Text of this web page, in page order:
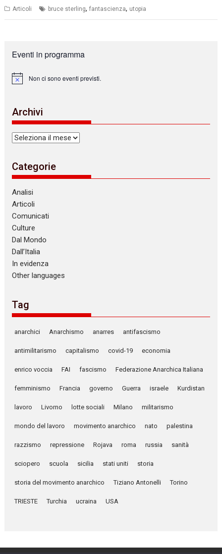
Articoli bruce sterling,fantascienza, utopia
Eventi in programma
N
c
e
Non ci sono eventi previsti.
Archivi
Archivi
Categorie
Analisi
Articoli
Comunicati
Culture
Dal Mondo
Dall’Italia
In evidenza
Other languages
Tag
anarchici Anarchismo anarres antifascismo
antimilitarismo capitalismo covid-19 economia
enrico voccia FAI fascismo Federazione Anarchica Italiana
femminismo Francia governo Guerra israele Kurdistan
lavoro Livorno lotte sociali Milano militarismo
mondo del lavoro movimento anarchico nato palestina
razzismo repressione Rojava roma russia sanità
sciopero scuola sicilia stati uniti storia
storia del movimento anarchico Tiziano Antonelli Torino
TRIESTE Turchia ucraina USA